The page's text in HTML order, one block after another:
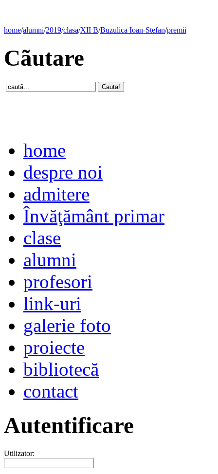
home/alumni/2019/clasa/XII B/Buzulica Ioan-Stefan/premii
Cãutare
home
despre noi
admitere
Învăţământ primar
clase
alumni
profesori
link-uri
galerie foto
proiecte
bibliotecă
contact
Autentificare
Utilizator: